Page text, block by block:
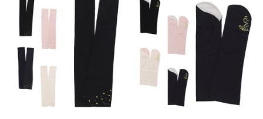
カラー
在庫表示